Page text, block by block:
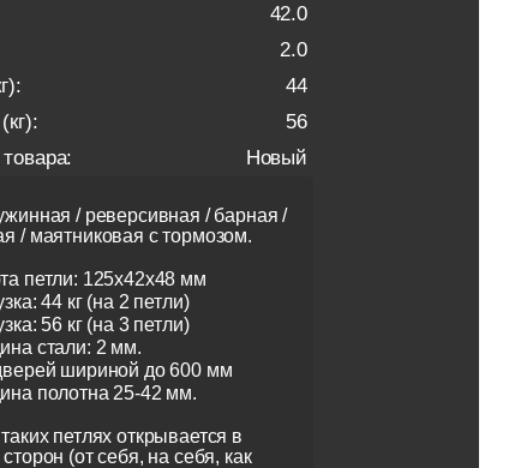
42.0
2.0
44
56
Новый
/ реверсивная / барная /
/ маятниковая с тормозом.
петли: 125х42х48 мм
44 кг (на 2 петли)
56 кг (на 3 петли)
стали: 2 мм.
шириной до 600 мм
полотна 25-42 мм.
петлях открывается в
(от себя, на себя, как